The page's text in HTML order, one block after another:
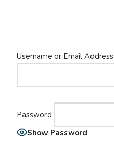
Username or Email Address
Password
Show Password